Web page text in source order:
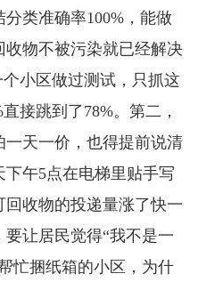
类准确率100%，能做
物不被污染就已经解决
小区做过测试，只抓这
接跳到了78%。第二，
天一价，也得提前说清
午5点在电梯里贴手写
收物的投递量涨了快一
让居民觉得“我不是一
忙捆纸箱的小区，为什